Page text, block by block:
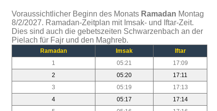
Voraussichtlicher Beginn des Monats Ramadan Montag
8/2/2027. Ramadan-Zeitplan mit Imsak- und Iftar-Zeit.
Dies sind auch die gebetszeiten Schwarzenbach an der
Pielach für Fajr und den Maghreb.
Ramadan Imsak
Iftar
1
05:21
17:09
2
05:20
17:11
3
05:19
17:13
4
05:17
17:14